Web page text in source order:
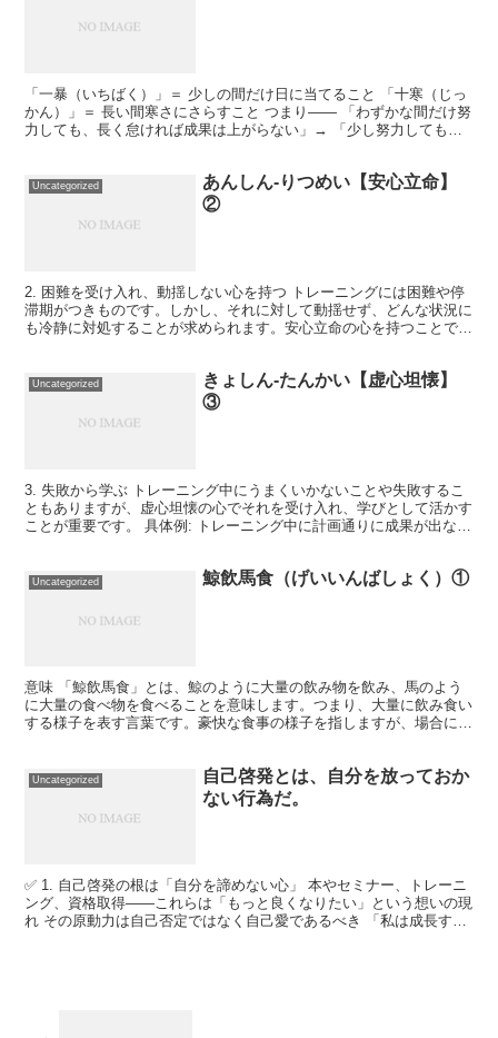
「一暴（いちばく）」＝ 少しの間だけ日に当てること 「十寒（じっ
かん）」＝ 長い間寒さにさらすこと つまり―― 「わずかな間だけ努
力しても、長く怠ければ成果は上がらない」→ 「少し努力しても、
Uncategorized
あんしん-りつめい【安心立命】
②
2. 困難を受け入れ、動揺しない心を持つ トレーニングには困難や停
滞期がつきものです。しかし、それに対して動揺せず、どんな状況に
も冷静に対処することが求められます。安心立命の心を持つことで、
Uncategorized
きょしん-たんかい【虚心坦懐】
③
3. 失敗から学ぶ トレーニング中にうまくいかないことや失敗するこ
ともありますが、虚心坦懐の心でそれを受け入れ、学びとして活かす
ことが重要です。 具体例: トレーニング中に計画通りに成果が出なか
Uncategorized 鯨飲馬食（げいいんばしょく）①
意味 「鯨飲馬食」とは、鯨のように大量の飲み物を飲み、馬のよう
に大量の食べ物を食べることを意味します。つまり、大量に飲み食い
する様子を表す言葉です。豪快な食事の様子を指しますが、場合によ
Uncategorized
自己啓発とは、自分を放っておか
ない行為だ。
✅ 1. 自己啓発の根は「自分を諦めない心」 本やセミナー、トレーニ
ング、資格取得――これらは「もっと良くなりたい」という想いの現
れ その原動力は自己否定ではなく自己愛であるべき 「私は成長する